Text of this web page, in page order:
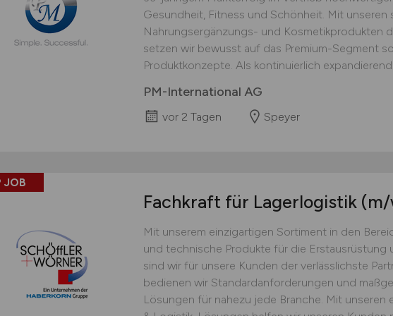
Gesundheit, Fitness und Schönheit. Mit unseren
Nahrungsergänzungs- und Kosmetikprodukten
setzen wir bewusst auf das Premium-Segment
Produktkonzepte. Als kontinuierlich
PM-International AG
vor 2 Tagen Speyer
JOB
Fachkraft für Lagerlogistik
Mit unserem einzigartigen Sortiment in den
und technische Produkte für die Erstausrüstung
sind wir für unsere Kunden der verlässlichste
bedienen wir Standardanforderungen und
Lösungen für nahezu jede Branche. Mit unseren